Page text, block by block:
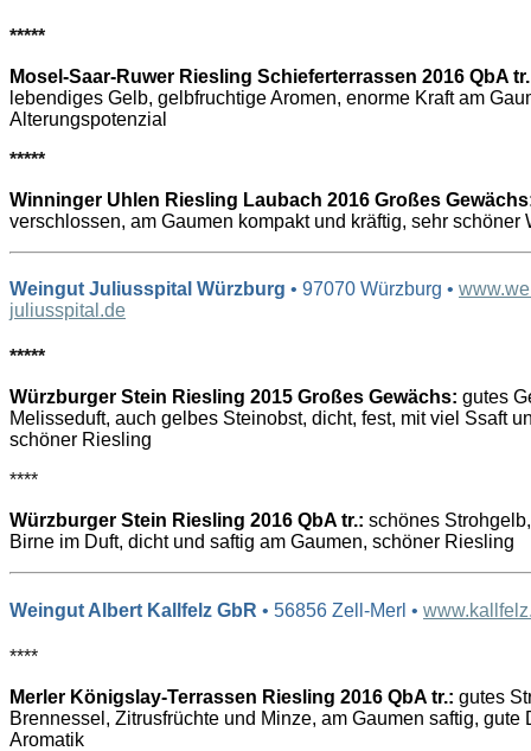
*****
Mosel-Saar-Ruwer Riesling Schieferterrassen 2016 QbA
lebendiges Gelb, gelbfruchtige Aromen, enorme Kraft am
Alterungspotenzial
*****
Winninger Uhlen Riesling Laubach 2016 Großes
verschlossen, am Gaumen kompakt und kräftig, sehr schöner
Weingut Juliusspital Würzburg • 97070 Würzburg •
juliusspital.de
*****
Würzburger Stein Riesling 2015 Großes Gewächs: gutes
Melisseduft, auch gelbes Steinobst, dicht, fest, mit viel Ssaft
schöner Riesling
****
Würzburger Stein Riesling 2016 QbA tr.: schönes
Birne im Duft, dicht und saftig am Gaumen, schöner Riesling
Weingut Albert Kallfelz GbR • 56856 Zell-Merl •
****
Merler Königslay-Terrassen Riesling 2016 QbA tr.: gutes
Brennessel, Zitrusfrüchte und Minze, am Gaumen saftig, gute
Aromatik